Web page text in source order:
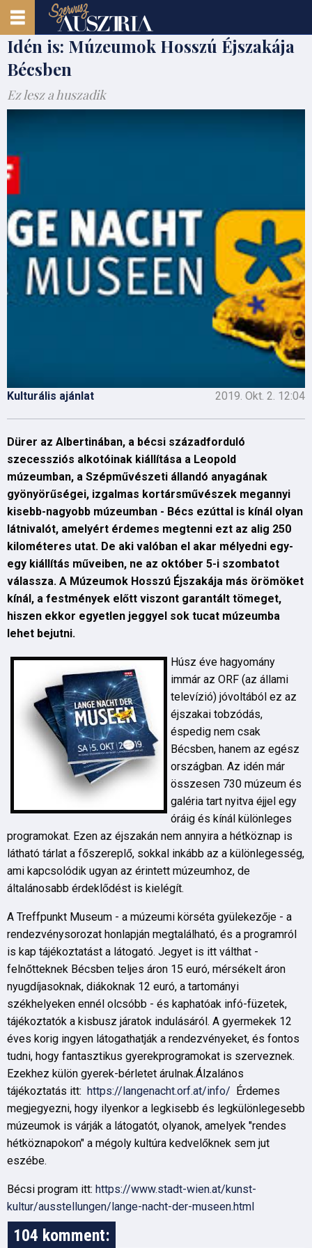
Idén is: Múzeumok Hosszú Éjszakája
Bécsben
Ez lesz a huszadik
Kulturális ajánlat 2019. Okt. 2. 12:04
Dürer az Albertinában, a bécsi századforduló
szecessziós alkotóinak kiállítása a Leopold
múzeumban, a Szépművészeti állandó anyagának
gyönyörűségei, izgalmas kortársművészek megannyi
kisebb-nagyobb múzeumban - Bécs ezúttal is kínál olyan
látnivalót, amelyért érdemes megtenni ezt az alig 250
kilométeres utat. De aki valóban el akar mélyedni egy-
egy kiállítás műveiben, ne az október 5-i szombatot
válassza. A Múzeumok Hosszú Éjszakája más örömöket
kínál, a festmények előtt viszont garantált tömeget,
hiszen ekkor egyetlen jeggyel sok tucat múzeumba
lehet bejutni.
Húsz éve hagyomány
immár az ORF (az állami
televízió) jóvoltából ez az
éjszakai tobzódás,
éspedig nem csak
Bécsben, hanem az egész
országban. Az idén már
összesen 730 múzeum és
galéria tart nyitva éjjel egy
óráig és kínál különleges
programokat. Ezen az éjszakán nem annyira a hétköznap is
látható tárlat a főszereplő, sokkal inkább az a különlegesség,
ami kapcsolódik ugyan az érintett múzeumhoz, de
általánosabb érdeklődést is kielégít.
A Treffpunkt Museum - a múzeumi körséta gyülekezője - a
rendezvénysorozat honlapján megtalálható, és a programról
is kap tájékoztatást a látogató. Jegyet is itt válthat -
felnőtteknek Bécsben teljes áron 15 euró, mérsékelt áron
nyugdíjasoknak, diákoknak 12 euró, a tartományi
székhelyeken ennél olcsóbb - és kaphatóak infó-füzetek,
tájékoztatók a kisbusz járatok indulásáról. A gyermekek 12
éves korig ingyen látogathatják a rendezvényeket, és fontos
tudni, hogy fantasztikus gyerekprogramokat is szerveznek.
Ezekhez külön gyerek-bérletet árulnak.Álzalános
tájékoztatás itt: https://langenacht.orf.at/info/ Érdemes
megjegyezni, hogy ilyenkor a legkisebb és legkülönlegesebb
múzeumok is várják a látogatót, olyanok, amelyek "rendes
hétköznapokon" a mégoly kultúra kedvelőknek sem jut
eszébe.
Bécsi program itt: https://www.stadt-wien.at/kunst-
kultur/ausstellungen/lange-nacht-der-museen.html
104 komment: